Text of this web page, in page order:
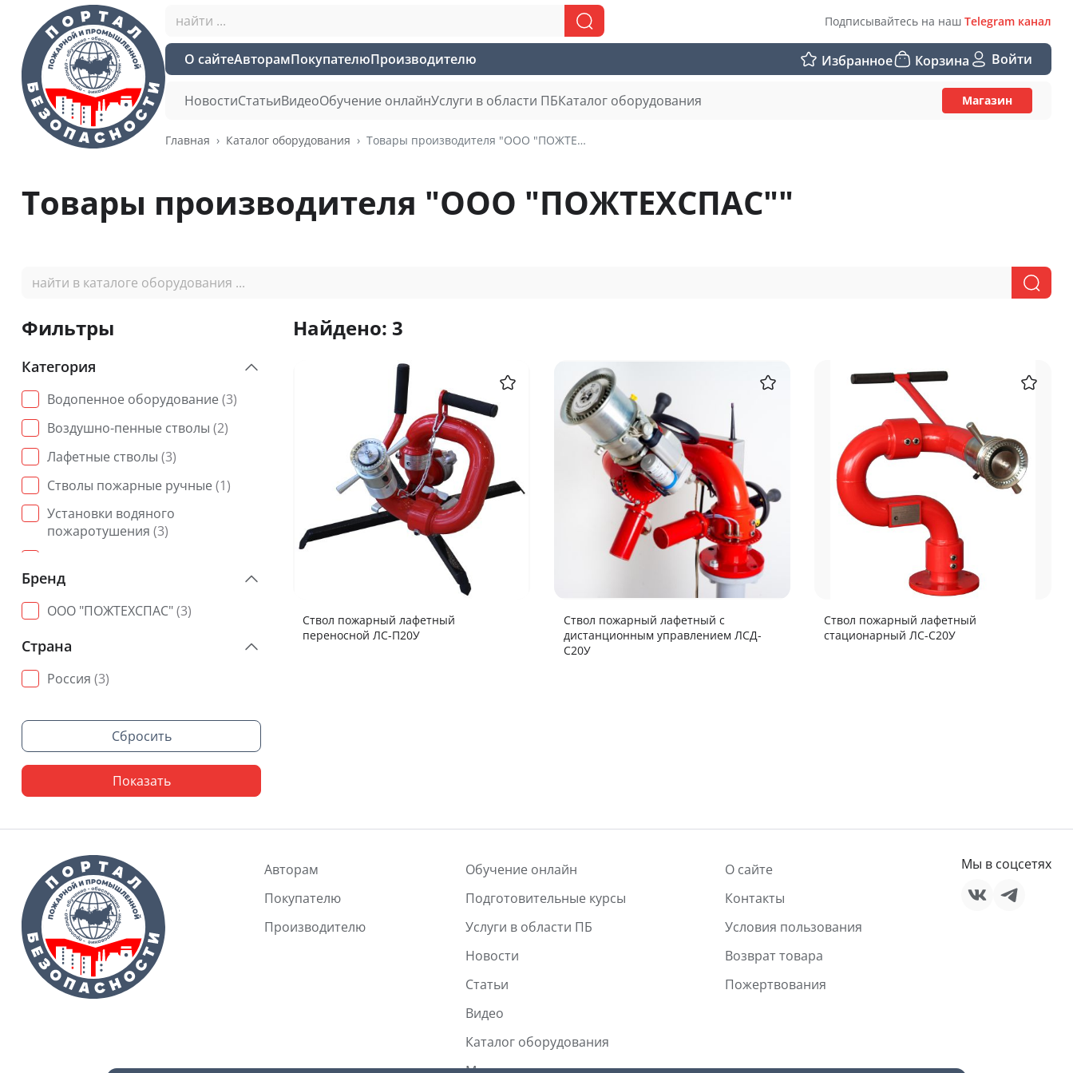
Подписывайтесь на наш Telegram канал
О сайтеАвторамПокупателюПроизводителю Избранное Корзина Войти
НовостиСтатьиВидеоОбучение онлайнУслуги в области ПБКаталог оборудования Магазин
Главная Каталог оборудования Товары производителя "ООО "ПОЖТЕХСПАС""
Товары производителя "ООО "ПОЖТЕХСПАС""
Фильтры
Категория
Водопенное оборудование(3)
Воздушно-пенные стволы (2)
Лафетные стволы (3)
Стволы пожарные ручные(1)
Установки водяного
пожаротушения (3)
пожаротушения
Бренд
ООО "ПОЖТЕХСПАС"(3)
Страна
Россия (3)
Сбросить
Показать
Найдено: 3
Ствол пожарный лафетный
переносной ЛС-П20У
Ствол пожарный лафетный с
дистанционным управлением ЛСД-
С20У
Ствол пожарный лафетный
стационарный ЛС-С20У
Авторам
Покупателю
Производителю
Обучение онлайн
Подготовительные курсы
Услуги в области ПБ
Новости
Статьи
Видео
Каталог оборудования
О сайте
Контакты
Условия пользования
Возврат товара
Пожертвования
Мы в соцсетях